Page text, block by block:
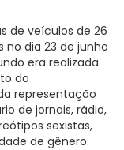
de veículos de 26
no dia 23 de junho
era realizada
do
representação
de jornais, rádio,
sexistas,
de gênero.